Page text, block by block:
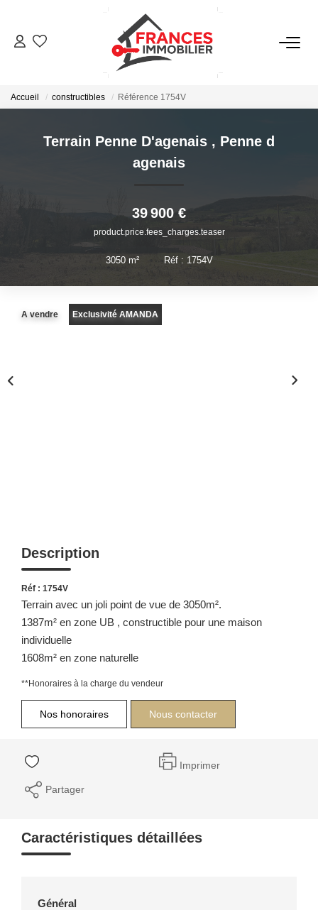
GESTION LOCATIVE
NOTRE AGENCE
CONTACT
Accueil constructibles Référence 1754V
Terrain Penne D'agenais , Penne d
agenais
39 900 €
product.price.fees_charges.teaser
3050m² Réf : 1754V
A vendre Exclusivité AMANDA
Description
Réf : 1754V
Terrain avec un joli point de vue de 3050m².
1387m² en zone UB , constructible pour une maison
individuelle
1608m² en zone naturelle
**Honoraires à la charge du vendeur
Nos honoraires Nous contacter
Imprimer
Partager
Caractéristiques détaillées
Général